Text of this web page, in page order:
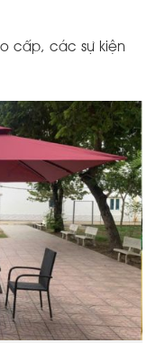
cấp, các sự kiện